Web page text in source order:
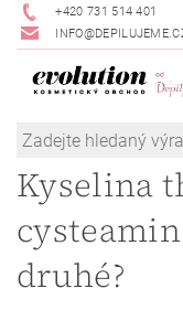
+420 731 514 401
Kyselina
druhé?